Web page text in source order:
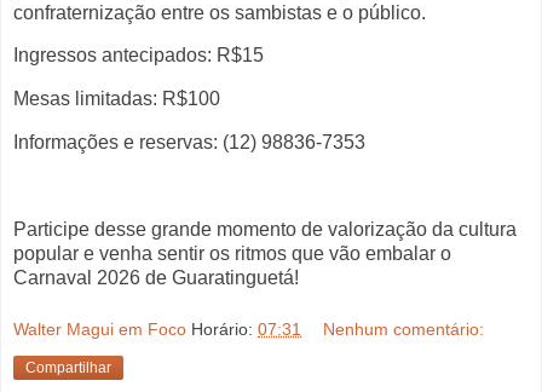
confraternização entre os sambistas e o público.
Ingressos antecipados: R$15
Mesas limitadas: R$100
Informações e reservas: (12) 98836-7353
Participe desse grande momento de valorização da cultura
popular e venha sentir os ritmos que vão embalar o
Carnaval 2026 de Guaratinguetá!
Walter Magui em Foco Horário: 07:31 Nenhum comentário:
Compartilhar